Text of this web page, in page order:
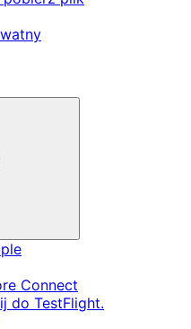
Connect
do TestFlight.